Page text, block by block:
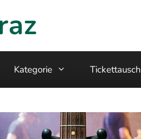
Kategorie Tickettausch